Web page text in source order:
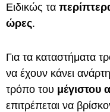
Ειδικώς τα
ώρες.
Για τα καταστήματα
να έχουν κάνει
τρόπο του μέγιστου
επιτρέπεται να